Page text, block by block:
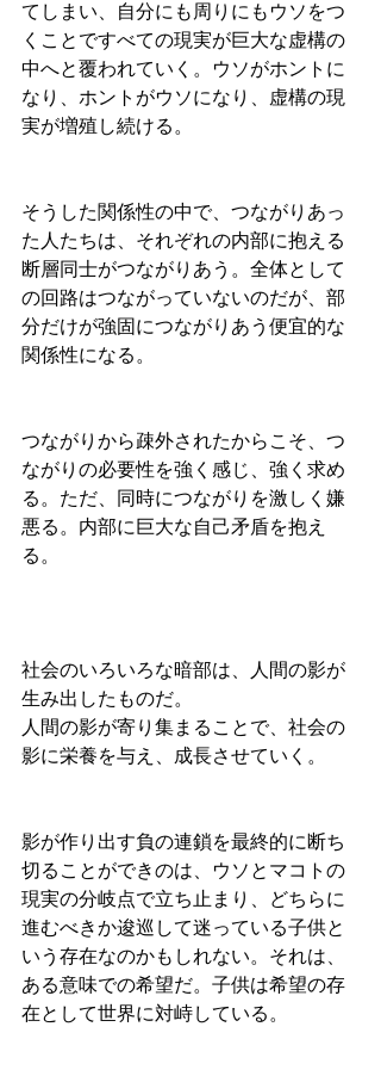
てしまい、自分にも周りにもウソをつ
くことですべての現実が巨大な虚構の
中へと覆われていく。ウソがホントに
なり、ホントがウソになり、虚構の現
実が増殖し続ける。
そうした関係性の中で、つながりあっ
た人たちは、それぞれの内部に抱える
断層同士がつながりあう。全体として
の回路はつながっていないのだが、部
分だけが強固につながりあう便宜的な
関係性になる。
つながりから疎外されたからこそ、つ
ながりの必要性を強く感じ、強く求め
る。ただ、同時につながりを激しく嫌
悪る。内部に巨大な自己矛盾を抱え
る。
社会のいろいろな暗部は、人間の影が
生み出したものだ。
人間の影が寄り集まることで、社会の
影に栄養を与え、成長させていく。
影が作り出す負の連鎖を最終的に断ち
切ることができのは、ウソとマコトの
現実の分岐点で立ち止まり、どちらに
進むべきか逡巡して迷っている子供と
いう存在なのかもしれない。それは、
ある意味での希望だ。子供は希望の存
在として世界に対峙している。